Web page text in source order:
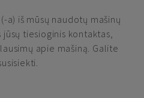
a) iš mūsų naudotų mašinų
tiesioginis kontaktas,
apie mašiną. Galite